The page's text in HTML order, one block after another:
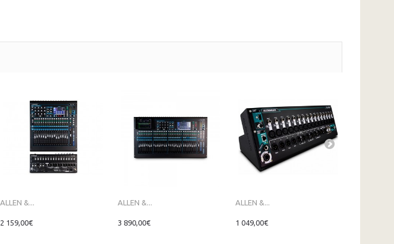
ALLEN &...
2 159,00€
ALLEN &...
3 890,00€
ALLEN &...
1 049,00€